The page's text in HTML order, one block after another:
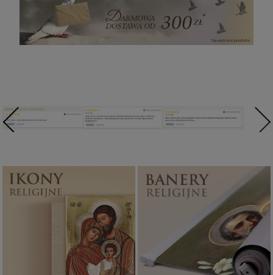
Ikony religijne
PONAD 400
WZORÓW
Banery religijne
ZOBACZ